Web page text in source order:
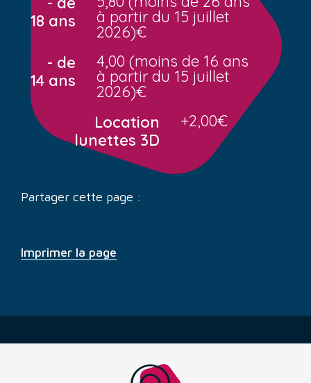
18 ans
à partir du 15 juillet
2026)€
- de
14 ans
4,00 (moins de 16 ans
à partir du 15 juillet
2026)€
Location
lunettes 3D
+2,00€
Partager cette page :
Imprimer la page